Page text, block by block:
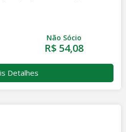
Não Sócio
R$ 54,08
Detalhes